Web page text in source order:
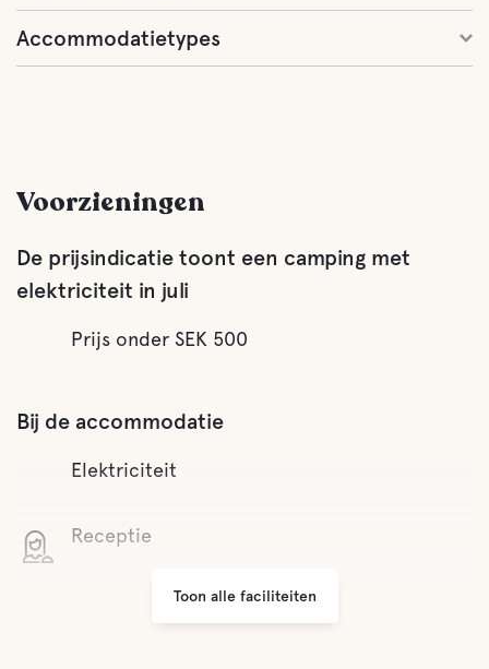
Accommodatietypes
Voorzieningen
De prijsindicatie toont een camping met
elektriciteit in juli
Prijs onder SEK 500
Bij de accommodatie
Elektriciteit
Receptie
Toon alle faciliteiten